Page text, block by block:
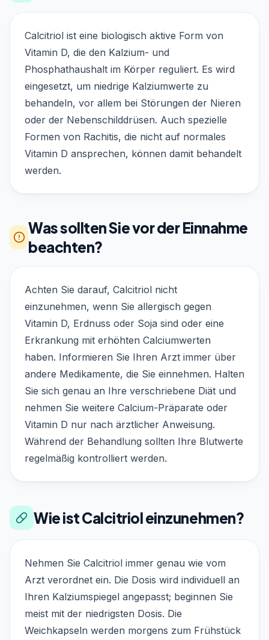
Calcitriol ist eine biologisch aktive Form von
Vitamin D, die den Kalzium- und
Phosphathaushalt im Körper reguliert. Es wird
eingesetzt, um niedrige Kalziumwerte zu
behandeln, vor allem bei Störungen der Nieren
oder der Nebenschilddrüsen. Auch spezielle
Formen von Rachitis, die nicht auf normales
Vitamin D ansprechen, können damit behandelt
werden.
Was sollten Sie vor der Einnahme
beachten?
Achten Sie darauf, Calcitriol nicht
einzunehmen, wenn Sie allergisch gegen
Vitamin D, Erdnuss oder Soja sind oder eine
Erkrankung mit erhöhten Calciumwerten
haben. Informieren Sie Ihren Arzt immer über
andere Medikamente, die Sie einnehmen. Halten
Sie sich genau an Ihre verschriebene Diät und
nehmen Sie weitere Calcium-Präparate oder
Vitamin D nur nach ärztlicher Anweisung.
Während der Behandlung sollten Ihre Blutwerte
regelmäßig kontrolliert werden.
Wie ist Calcitriol einzunehmen?
Nehmen Sie Calcitriol immer genau wie vom
Arzt verordnet ein. Die Dosis wird individuell an
Ihren Kalziumspiegel angepasst; beginnen Sie
meist mit der niedrigsten Dosis. Die
Weichkapseln werden morgens zum Frühstück